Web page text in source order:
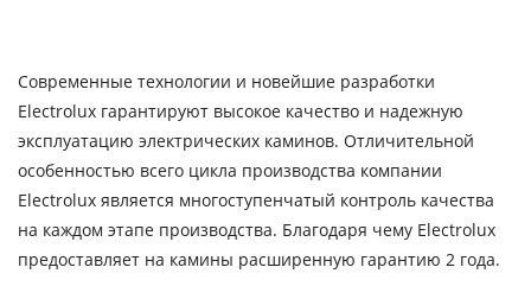
Современные технологии и новейшие разработки
Electrolux гарантируют высокое качество и надежную
эксплуатацию электрических каминов. Отличительной
особенностью всего цикла производства компании
Electrolux является многоступенчатый контроль качества
на каждом этапе производства. Благодаря чему Electrolux
предоставляет на камины расширенную гарантию 2 года.